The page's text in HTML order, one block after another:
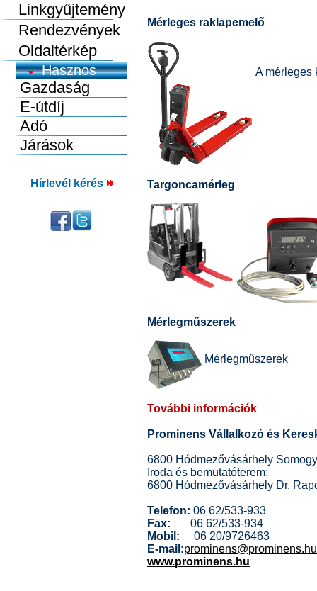
Linkgyűjtemény
Rendezvények
Oldaltérkép
Hírlevél kérés
Mérleges raklapemelő
A mérleges
Targoncamérleg
Mérlegműszerek
Mérlegműszerek
További információk
Prominens Vállalkozó és
6800 Hódmezővásárhely
Iroda és bemutatóterem:
6800 Hódmezővásárhely Dr.
Telefon: 06 62/533-933
Fax: 06 62/533-934
Mobil: 06 20/9726463
E-mail:prominens@prominens.hu
www.prominens.hu